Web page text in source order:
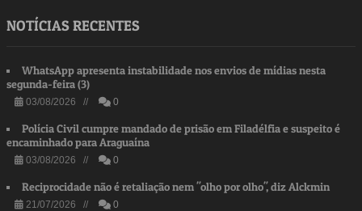
NOTÍCIAS RECENTES
WhatsApp apresenta instabilidade nos envios de mídias nesta
segunda-feira (3)
03/08/2026 // 0
Polícia Civil cumpre mandado de prisão em Filadélfia e suspeito é
encaminhado para Araguaína
03/08/2026 // 0
Reciprocidade não é retaliação nem "olho por olho", diz Alckmin
21/07/2026 // 0